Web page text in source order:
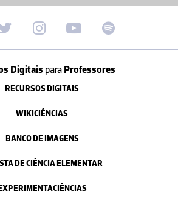
Digitais paraProfessores
RECURSOS DIGITAIS
WIKICIÊNCIAS
BANCO DE IMAGENS
DE CIÊNCIA ELEMENTAR